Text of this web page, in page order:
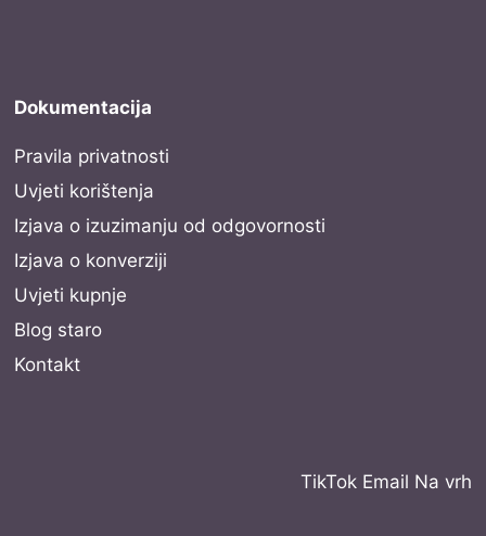
Dokumentacija
Pravila privatnosti
Uvjeti korištenja
Izjava o izuzimanju od odgovornosti
Izjava o konverziji
Uvjeti kupnje
Blog staro
Kontakt
TikTok Email Na vrh